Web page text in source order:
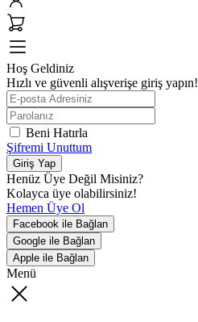
Hoş Geldiniz
Hızlı ve güvenli alışverişe giriş yapın!
Beni Hatırla
Şifremi Unuttum
Giriş Yap
Henüz Üye Değil Misiniz?
Kolayca üye olabilirsiniz!
Hemen Üye Ol
Facebook ile Bağlan
Google ile Bağlan
Apple ile Bağlan
Menü